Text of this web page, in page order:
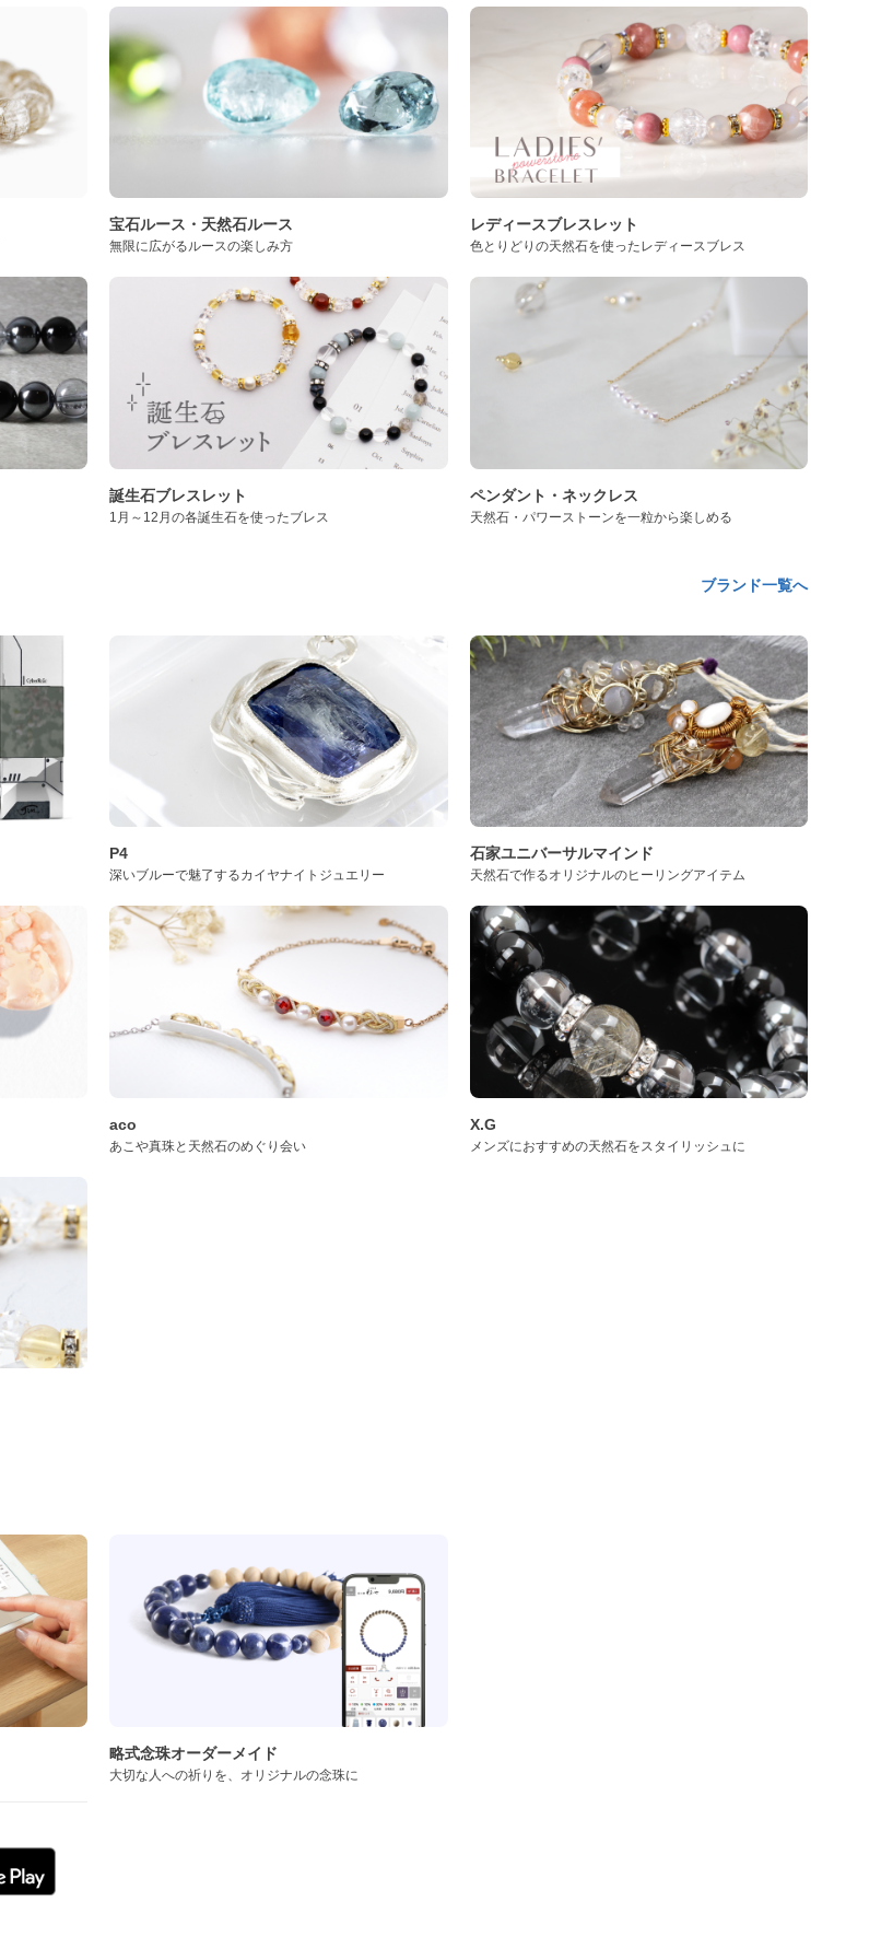
宝石ルース・天然石ルース
無限に広がるルースの楽しみ方
レディースブレスレット
色とりどりの天然石を使ったレディースブレス
誕生石ブレスレット
1月～12月の各誕生石を使ったブレス
ペンダント・ネックレス
天然石・パワーストーンを一粒から楽しめる
ブランド一覧へ
P4
深いブルーで魅了するカイヤナイトジュエリー
石家ユニバーサルマインド
天然石で作るオリジナルのヒーリングアイテム
aco
あこや真珠と天然石のめぐり会い
X.G
メンズにおすすめの天然石をスタイリッシュに
略式念珠オーダーメイド
大切な人への祈りを、オリジナルの念珠に